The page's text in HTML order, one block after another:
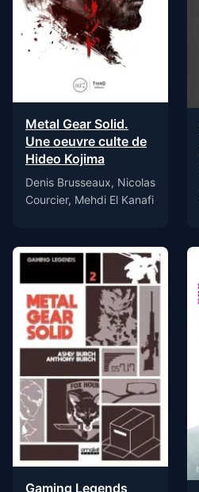
Metal Gear Solid.
Une oeuvre culte de
Hideo Kojima
Denis Brusseaux, Nicolas
Courcier, Mehdi El Kanafi
Gaming Legends